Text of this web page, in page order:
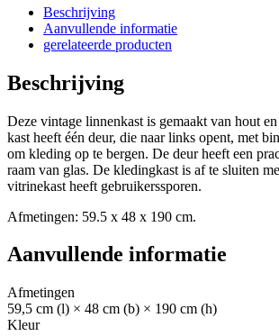
Beschrijving
Aanvullende informatie
gerelateerde producten
Beschrijving
Deze vintage linnenkast is gemaakt van hout
kast heeft één deur, die naar links opent, met
om kleding op te bergen. De deur heeft een
raam van glas. De kledingkast is af te sluiten
vitrinekast heeft gebruikerssporen.
Afmetingen: 59.5 x 48 x 190 cm.
Aanvullende informatie
Afmetingen
59,5 cm (l) × 48 cm (b) × 190 cm (h)
Kleur